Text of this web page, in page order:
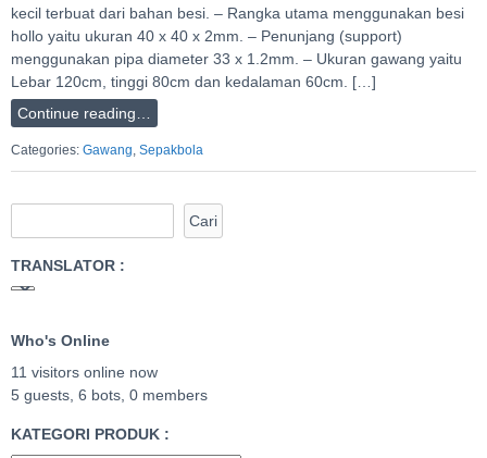
kecil terbuat dari bahan besi. – Rangka utama menggunakan besi
hollo yaitu ukuran 40 x 40 x 2mm. – Penunjang (support)
menggunakan pipa diameter 33 x 1.2mm. – Ukuran gawang yaitu
Lebar 120cm, tinggi 80cm dan kedalaman 60cm. […]
Continue reading…
Categories: Gawang Sepakbola
TRANSLATOR :
Who's Online
11 visitors online now
5 guests, 6 bots, 0 members
KATEGORI PRODUK :